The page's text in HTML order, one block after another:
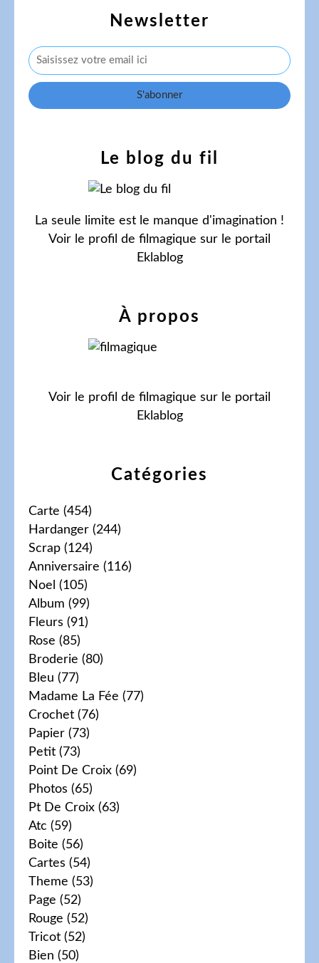
Newsletter
Catégories
Carte (454)
Hardanger (244)
Scrap (124)
Anniversaire (116)
Noel (105)
Album (99)
Fleurs (91)
Rose (85)
Broderie (80)
Bleu (77)
Madame La Fée (77)
Crochet (76)
Papier (73)
Petit (73)
Point De Croix (69)
Photos (65)
Pt De Croix (63)
Atc (59)
Boite (56)
Cartes (54)
Theme (53)
Page (52)
Rouge (52)
Tricot (52)
Bien (50)
Le blog du fil
La seule limite est le manque d'imagination !
Voir le profil de filmagique sur le portail
Eklablog
À propos
Voir le profil de filmagique sur le portail
Eklablog